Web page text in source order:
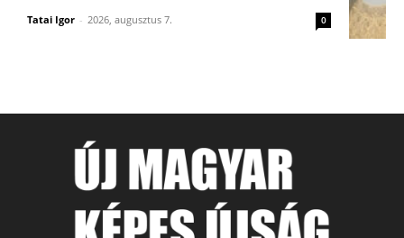
Tatai Igor - 2026, augusztus 7. 0